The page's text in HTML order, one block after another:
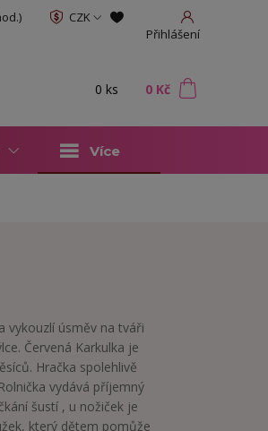
CZK
Přihlášení
0 ks 0 Kč
Více
vykouzlí úsměv na tváři
Červená Karkulka je
Hračka spolehlivě
vydává příjemný
šustí , u nožiček je
který dětem pomůže